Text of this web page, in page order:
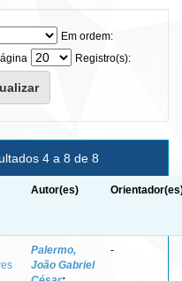
Em ordem:
Registro(s):
4 a 8 de 8
Autor(es)
Palermo,
João Gabriel
-